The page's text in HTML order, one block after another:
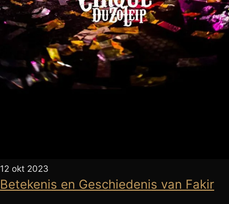
12 okt 2023
Betekenis en Geschiedenis van Fakir